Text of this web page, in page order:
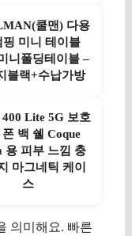
쿨맨) 다용
핑 미니 테이블
니폴딩테이블 –
블랙+수납가방
Lite 5G 보호
폰 백 쉘 Coque
용 피부 느낌 충
마그네틱 케이
스
의미해요. 빠른